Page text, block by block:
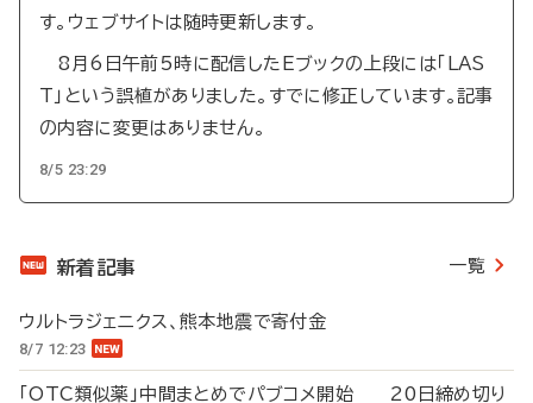
す。ウェブサイトは随時更新します。
8月6日午前5時に配信したEブックの上段には「LAS
T」という誤植がありました。すでに修正しています。記事
の内容に変更はありません。
8/5 23:29
新着記事 一覧
ウルトラジェニクス、熊本地震で寄付金
8/7 12:23
「OTC類似薬」中間まとめでパブコメ開始 20日締め切り